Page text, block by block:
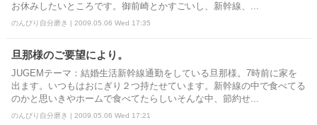
お休みしたいところです。御前崎とかすごいし、新幹線、...
のんびり自分磨き | 2009.05.06 Wed 17:35
旦那様のご要望により。
JUGEMテーマ：結婚生活新幹線通勤をしている旦那様。7時前に家を
出ます。いつもはおにぎり２つ持たせています。新幹線の中で食べてる
のかと思いきやホームで食べてたらしいそんな中、節約せ...
のんびり自分磨き | 2009.05.06 Wed 17:21